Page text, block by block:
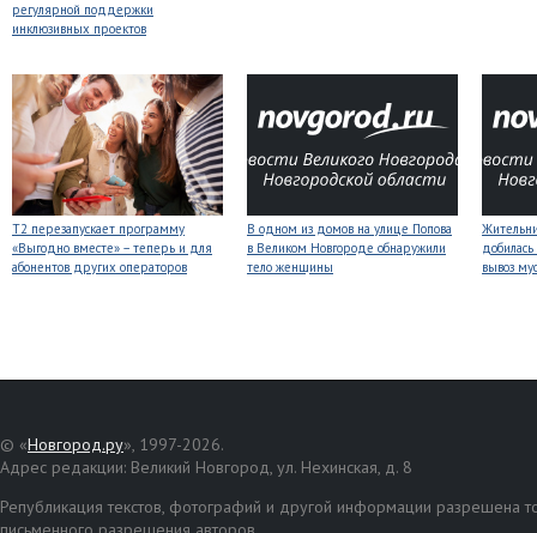
регулярной поддержки
инклюзивных проектов
Т2 перезапускает программу
«Выгодно вместе» – теперь и для
абонентов других операторов
В одном из домов на улице Попова
в Великом Новгороде обнаружили
тело женщины
вывоз
© «Новгород.ру», 1997-2026.
Адрес редакции: Великий Новгород, ул. Нехинская, д. 8
Републикация текстов, фотографий и другой информации разрешена